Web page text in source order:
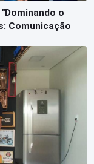
o
Comunicação